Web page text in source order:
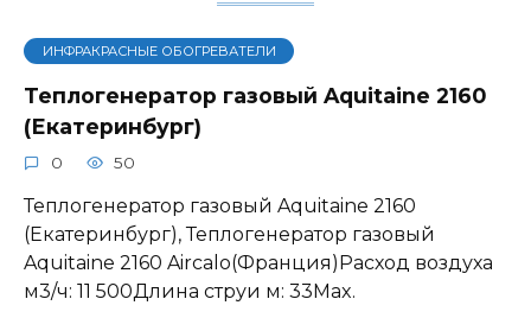
ИНФРАКРАСНЫЕ ОБОГРЕВАТЕЛИ
Теплогенератор газовый Aquitaine 2160
(Екатеринбург)
0 50
Теплогенератор газовый Aquitaine 2160
(Екатеринбург), Теплогенератор газовый
Aquitaine 2160 Aircalo(Франция)Расход воздуха
м3/ч: 11 500Длина струи м: 33Max.